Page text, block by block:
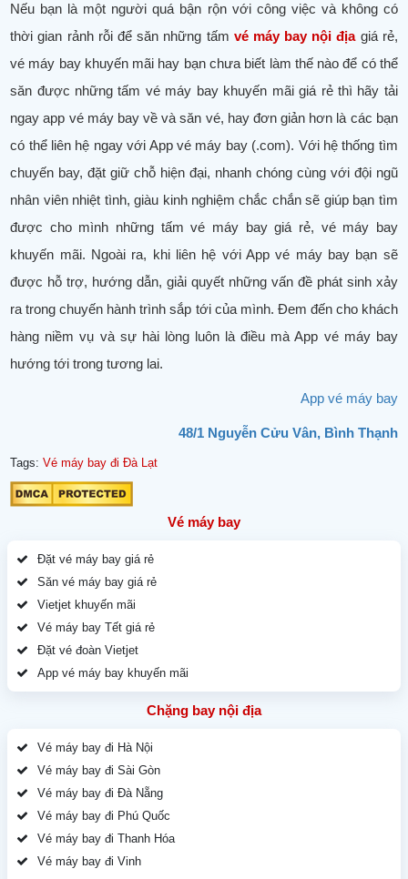
Nếu bạn là một người quá bận rộn với công việc và không có
thời gian rảnh rỗi để săn những tấm vé máy bay nội địagiá rẻ,
vé máy bay khuyến mãi hay bạn chưa biết làm thế nào để có thể
săn được những tấm vé máy bay khuyến mãi giá rẻ thì hãy tải
ngay app vé máy bay về và săn vé, hay đơn giản hơn là các bạn
có thể liên hệ ngay với App vé máy bay (.com). Với hệ thống tìm
chuyến bay, đặt giữ chỗ hiện đại, nhanh chóng cùng với đội ngũ
nhân viên nhiệt tình, giàu kinh nghiệm chắc chắn sẽ giúp bạn tìm
được cho mình những tấm vé máy bay giá rẻ, vé máy bay
khuyến mãi. Ngoài ra, khi liên hệ với App vé máy bay bạn sẽ
được hỗ trợ, hướng dẫn, giải quyết những vấn đề phát sinh xảy
ra trong chuyến hành trình sắp tới của mình. Đem đến cho khách
hàng niềm vụ và sự hài lòng luôn là điều mà App vé máy bay
hướng tới trong tương lai.
App vé máy bay
48/1 Nguyễn Cửu Vân, Bình Thạnh
Tags:Vé máy bay đi Đà Lạt
Vé máy bay
Đặt vé máy bay giá rẻ
Săn vé máy bay giá rẻ
Vietjet khuyến mãi
Vé máy bay Tết giá rẻ
Đặt vé đoàn Vietjet
App vé máy bay khuyến mãi
Chặng bay nội địa
Vé máy bay đi Hà Nội
Vé máy bay đi Sài Gòn
Vé máy bay đi Đà Nẵng
Vé máy bay đi Phú Quốc
Vé máy bay đi Thanh Hóa
Vé máy bay đi Vinh